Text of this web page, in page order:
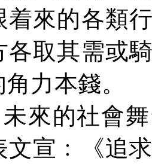
着來的各類
各取其需或
力本錢。
來的社會
文宣﹕《追